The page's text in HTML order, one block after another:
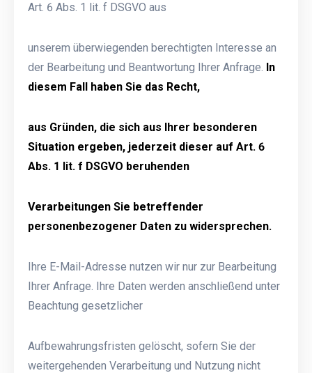
Art. 6 Abs. 1 lit. f DSGVO aus
unserem überwiegenden berechtigten Interesse an
der Bearbeitung und Beantwortung Ihrer Anfrage. In
diesem Fall haben Sie das Recht,
aus Gründen, die sich aus Ihrer besonderen
Situation ergeben, jederzeit dieser auf Art. 6
Abs. 1 lit. f DSGVO beruhenden
Verarbeitungen Sie betreffender
personenbezogener Daten zu widersprechen.
Ihre E-Mail-Adresse nutzen wir nur zur Bearbeitung
Ihrer Anfrage. Ihre Daten werden anschließend unter
Beachtung gesetzlicher
Aufbewahrungsfristen gelöscht, sofern Sie der
weitergehenden Verarbeitung und Nutzung nicht